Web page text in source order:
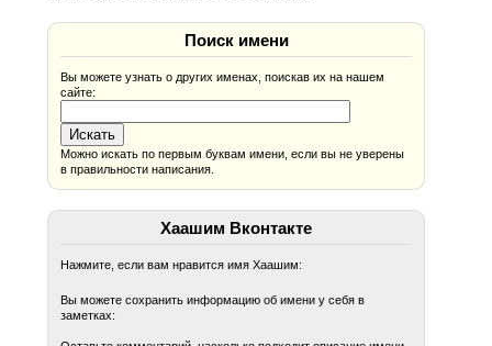
Поиск имени
Вы можете узнать о других именах, поискав их на нашем
сайте:
Можно искать по первым буквам имени, если вы не уверены
в правильности написания.
Хаашим Вконтакте
Нажмите, если вам нравится имя Хаашим:
Вы можете сохранить информацию об имени у себя в
заметках: